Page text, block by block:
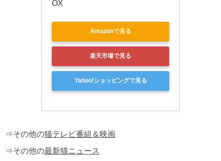
OX
Amazonで見る
楽天市場で見る
Yahoo!ショッピングで見る
⇒その他の猫テレビ番組＆映画
⇒その他の最新猫ニュース